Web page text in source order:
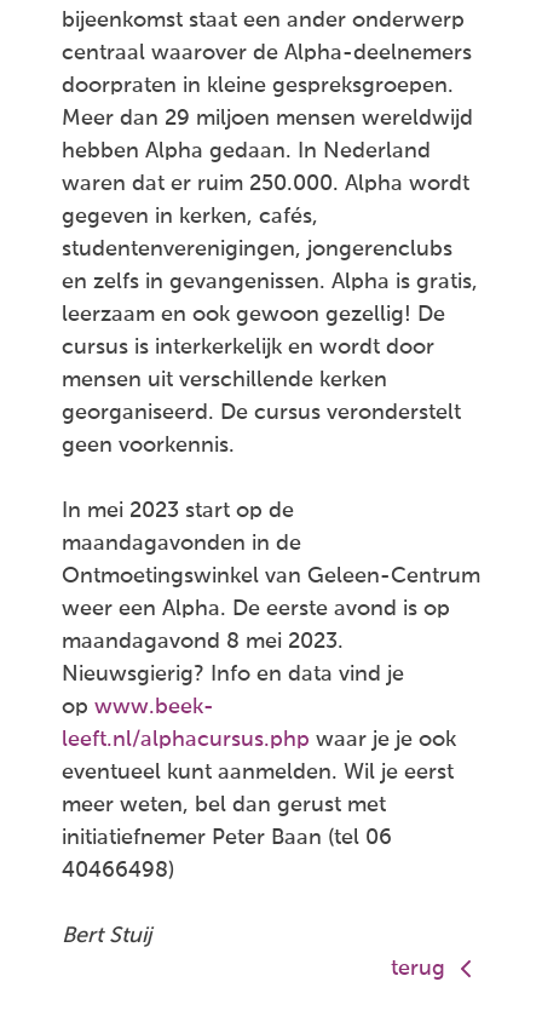
bijeenkomst staat een ander onderwerp
centraal waarover de Alpha-deelnemers
doorpraten in kleine gespreksgroepen.
Meer dan 29 miljoen mensen wereldwijd
hebben Alpha gedaan. In Nederland
waren dat er ruim 250.000. Alpha wordt
gegeven in kerken, cafés,
studentenverenigingen, jongerenclubs
en zelfs in gevangenissen. Alpha is gratis,
leerzaam en ook gewoon gezellig! De
cursus is interkerkelijk en wordt door
mensen uit verschillende kerken
georganiseerd. De cursus veronderstelt
geen voorkennis.
In mei 2023 start op de
maandagavonden in de
Ontmoetingswinkel van Geleen-Centrum
weer een Alpha. De eerste avond is op
maandagavond 8 mei 2023.
Nieuwsgierig? Info en data vind je
op www.beek-
leeft.nl/alphacursus.php waar je je ook
eventueel kunt aanmelden. Wil je eerst
meer weten, bel dan gerust met
initiatiefnemer Peter Baan (tel 06
40466498)
Bert Stuij
terug